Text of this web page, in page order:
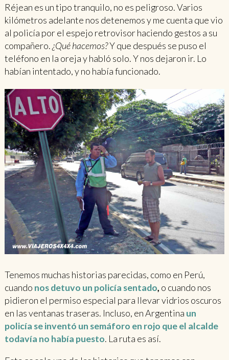
Réjean es un tipo tranquilo, no es peligroso. Varios
kilómetros adelante nos detenemos y me cuenta que vio
al policía por el espejo retrovisor haciendo gestos a su
compañero.¿Qué hacemos?Y que después se puso el
teléfono en la oreja y habló solo. Y nos dejaron ir. Lo
habían intentado, y no había funcionado.
Tenemos muchas historias parecidas, como en Perú,
cuando nos detuvo un policía sentado, o cuando nos
pidieron el permiso especial para llevar vidrios oscuros
en las ventanas traseras. Incluso, en Argentina un
policía se inventó un semáforo en rojo que el alcalde
todavía no había puesto. La ruta es así.